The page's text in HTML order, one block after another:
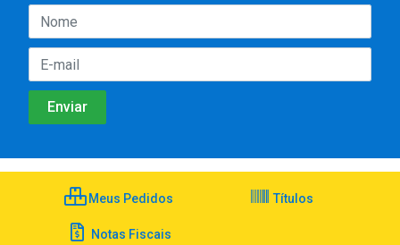
Meus Pedidos Títulos
Notas Fiscais